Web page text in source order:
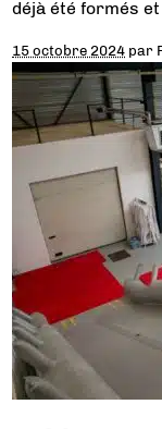
déjà été formés
15 octobre 2024 par